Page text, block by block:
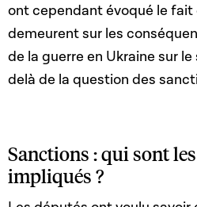
ont cependant évoqué le fait
demeurent sur les
de la guerre en Ukraine sur
delà de la question des
Sanctions : qui sont
impliqués ?